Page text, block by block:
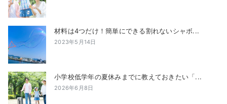
材料は4つだけ！簡単にできる割れないシャボ...
2023年5月14日
小学校低学年の夏休みまでに教えておきたい「...
2026年6月8日